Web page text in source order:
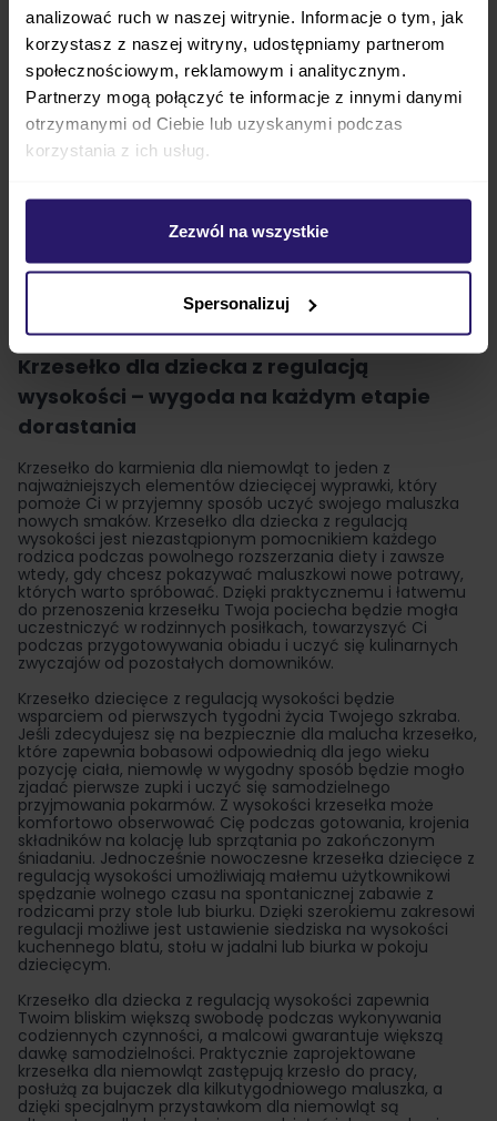
analizować ruch w naszej witrynie. Informacje o tym, jak
korzystasz z naszej witryny, udostępniamy partnerom
społecznościowym, reklamowym i analitycznym.
Partnerzy mogą połączyć te informacje z innymi danymi
otrzymanymi od Ciebie lub uzyskanymi podczas
korzystania z ich usług.
Zezwól na wszystkie
Spersonalizuj
HAUCK SIT N RELAX krzesełko
do karmienia 3w1
1 399,00 zł
ZOBACZ
Lionelo MONA krzesełko do
karmienia
499,00 zł
pokaż:
Krzesełko dla dziecka z regulacją
wysokości – wygoda na każdym etapie
dorastania
Krzesełko do karmienia dla niemowląt to jeden z
najważniejszych elementów dziecięcej wyprawki, który
pomoże Ci w przyjemny sposób uczyć swojego maluszka
nowych smaków. Krzesełko dla dziecka z regulacją
wysokości jest niezastąpionym pomocnikiem każdego
rodzica podczas powolnego rozszerzania diety i zawsze
wtedy, gdy chcesz pokazywać maluszkowi nowe potrawy,
których warto spróbować. Dzięki praktycznemu i łatwemu
do przenoszenia krzesełku Twoja pociecha będzie mogła
uczestniczyć w rodzinnych posiłkach, towarzyszyć Ci
podczas przygotowywania obiadu i uczyć się kulinarnych
zwyczajów od pozostałych domowników.
Krzesełko dziecięce z regulacją wysokości będzie
wsparciem od pierwszych tygodni życia Twojego szkraba.
Jeśli zdecydujesz się na bezpiecznie dla malucha krzesełko,
które zapewnia bobasowi odpowiednią dla jego wieku
pozycję ciała, niemowlę w wygodny sposób będzie mogło
zjadać pierwsze zupki i uczyć się samodzielnego
przyjmowania pokarmów. Z wysokości krzesełka może
komfortowo obserwować Cię podczas gotowania, krojenia
składników na kolację lub sprzątania po zakończonym
śniadaniu. Jednocześnie nowoczesne krzesełka dziecięce z
regulacją wysokości umożliwiają małemu użytkownikowi
spędzanie wolnego czasu na spontanicznej zabawie z
rodzicami przy stole lub biurku. Dzięki szerokiemu zakresowi
regulacji możliwe jest ustawienie siedziska na wysokości
kuchennego blatu, stołu w jadalni lub biurka w pokoju
dziecięcym.
Krzesełko dla dziecka z regulacją wysokości zapewnia
Twoim bliskim większą swobodę podczas wykonywania
codziennych czynności, a malcowi gwarantuje większą
dawkę samodzielności. Praktycznie zaprojektowane
krzesełka dla niemowląt zastępują krzesło do pracy,
posłużą za bujaczek dla kilkutygodniowego maluszka, a
dzięki specjalnym przystawkom dla niemowląt są